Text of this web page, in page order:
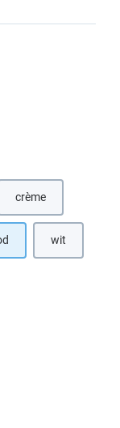
beschikbaar.)
is momenteel niet
crème(Deze optie is
wit(Deze optie is
beschikbaar.)